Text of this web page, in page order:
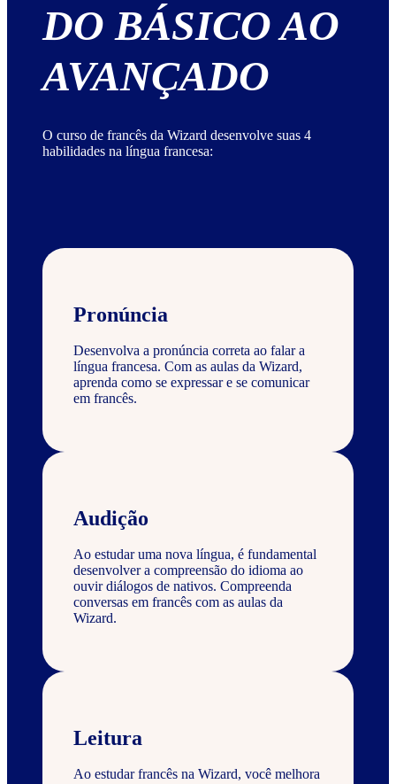
DO BÁSICO AO
AVANÇADO
O curso de francês da Wizard desenvolve suas 4
habilidades na língua francesa:
Pronúncia
Desenvolva a pronúncia correta ao falar a
língua francesa. Com as aulas da Wizard,
aprenda como se expressar e se comunicar
em francês.
Audição
Ao estudar uma nova língua, é fundamental
desenvolver a compreensão do idioma ao
ouvir diálogos de nativos. Compreenda
conversas em francês com as aulas da
Wizard.
Leitura
Ao estudar francês na Wizard, você melhora